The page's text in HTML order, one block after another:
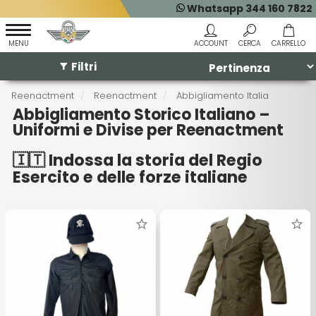
Whatsapp 344 160 7822
Reenactment Reenactment Abbigliamento Italia
Abbigliamento Storico Italiano –
Uniformi e Divise per Reenactment
🇮🇹 Indossa la storia del Regio
Esercito e delle forze italiane
abbigliamento militare italiano storicoper
reenactment, ispirata alle principali formazioni armate
italiane del XX secolo. Uniformi del
Regio Esercito, RSI,
Alpini, Carabinieri e truppe colonialiriprodotte o
originali per rievocazioni, collezionismo e teatro.
🧵 Uniformi d’epoca: WW1, WW2, RSI
Filtri